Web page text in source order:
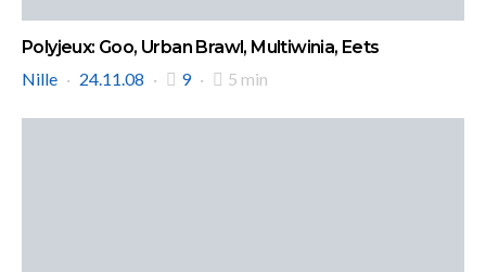
Polyjeux: Goo, Urban Brawl, Multiwinia, Eets
Nille
24.11.08 9 5 min